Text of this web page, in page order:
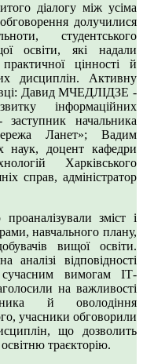
діалогу між усіма
долучилися
студентського
освіти, які надали
цінності й
дисциплін. Активну
Давид МЧЕДЛІДЗЕ -
інформаційних
начальника
Ланет»; Вадим
доцент кафедри
Харківського
справ, адміністратор
зміст і
навчального плану,
вищої освіти.
відповідності
сучасним вимогам ІТ-
на важливості
й оволодіння
учасники обговорили
що дозволить
траєкторію.